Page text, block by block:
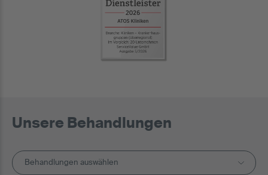
Unsere Behandlungen
Behandlungen auswählen